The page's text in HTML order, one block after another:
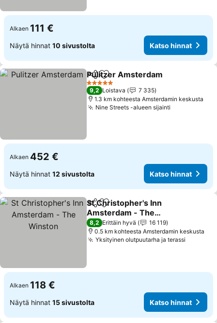
Alkaen 111 €
Näytä hinnat 10 sivustolta Katso hinnat
Jaa Lisää suosikkeihin
Pulitzer Amsterdam
5 Tähtiluokitus
9,2 Loistava
7 335
1.3 km kohteesta Amsterdamin keskusta
Nine Streets -alueen sijainti
Alkaen 452 €
Näytä hinnat 12 sivustolta Katso hinnat
Jaa Lisää suosikkeihin
St Christopher's Inn
Amsterdam - The
Winston
Katso hinnat
8,2 Erittäin hyvä
16 119
0.5 km kohteesta Amsterdamin keskusta
Yksityinen olutpuutarha ja terassi
Alkaen 118 €
Näytä hinnat 15 sivustolta Katso hinnat